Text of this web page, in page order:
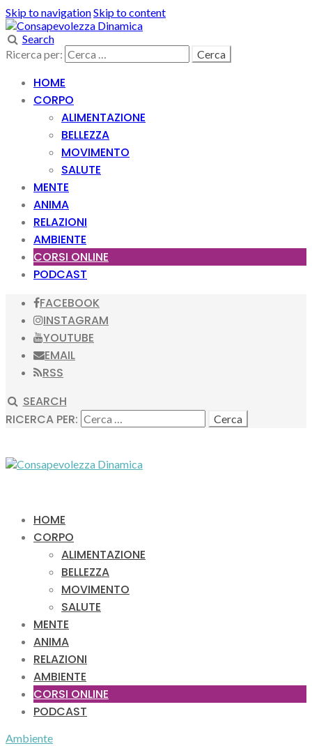
Skip to navigationSkip to content
Search
Ricerca per:
HOME
CORPO
ALIMENTAZIONE
BELLEZZA
MOVIMENTO
SALUTE
MENTE
ANIMA
RELAZIONI
AMBIENTE
CORSI ONLINE
PODCAST
FACEBOOK
INSTAGRAM
YOUTUBE
EMAIL
RSS
SEARCH
RICERCA PER:
HOME
CORPO
ALIMENTAZIONE
BELLEZZA
MOVIMENTO
SALUTE
MENTE
ANIMA
RELAZIONI
AMBIENTE
CORSI ONLINE
PODCAST
Ambiente